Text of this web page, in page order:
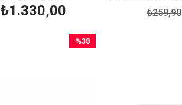
₺1.330,00 ₺259,90
%38